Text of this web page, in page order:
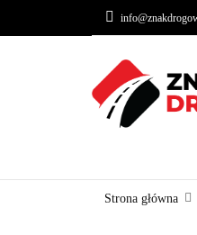
Strona główna